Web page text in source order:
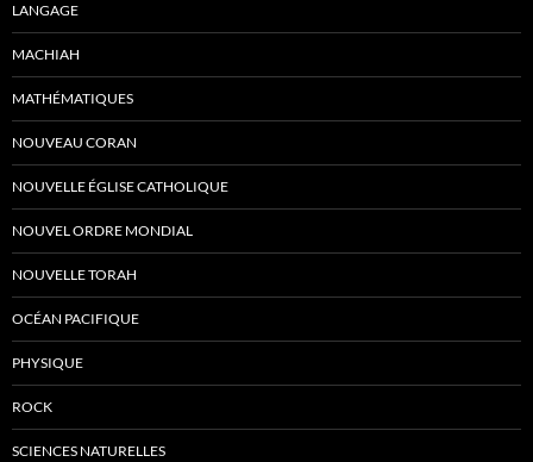
LANGAGE
MACHIAH
MATHÉMATIQUES
NOUVEAU CORAN
NOUVELLE ÉGLISE CATHOLIQUE
NOUVEL ORDRE MONDIAL
NOUVELLE TORAH
OCÉAN PACIFIQUE
PHYSIQUE
ROCK
SCIENCES NATURELLES